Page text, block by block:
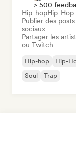
> 500
Hip-hopHip-Hop
Publier des
sociaux
Partager les
ou Twitch
Hip-hop Hip-
Soul
Trap